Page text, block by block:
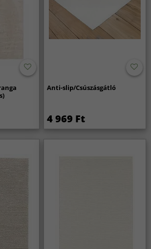
Anti-slip/Csúszásgátló
4 969 Ft